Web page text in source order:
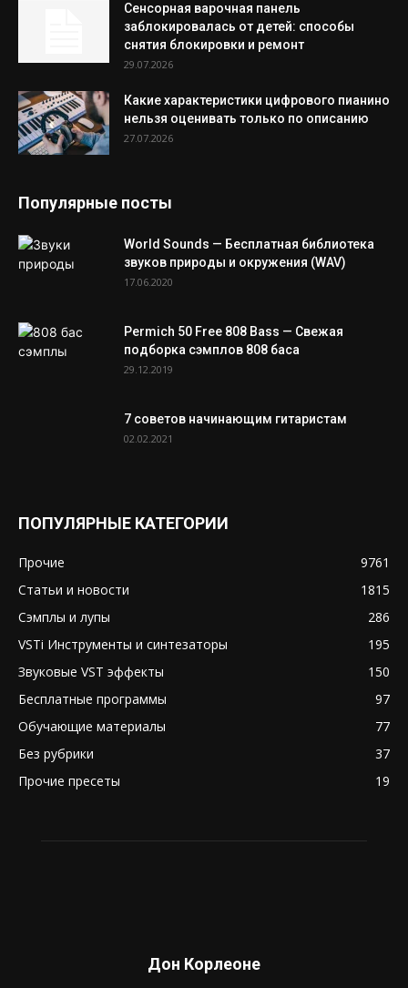
Сенсорная варочная панель
заблокировалась от детей: способы
снятия блокировки и ремонт
29.07.2026
Какие характеристики цифрового пианино
нельзя оценивать только по описанию
27.07.2026
Популярные посты
World Sounds — Бесплатная библиотека
звуков природы и окружения (WAV)
17.06.2020
Permich 50 Free 808 Bass — Свежая
подборка сэмплов 808 баса
29.12.2019
7 советов начинающим гитаристам
02.02.2021
ПОПУЛЯРНЫЕ КАТЕГОРИИ
Прочие
9761
Статьи и новости
1815
Сэмплы и лупы
286
VSTi Инструменты и синтезаторы
195
Звуковые VST эффекты
150
Бесплатные программы
97
Обучающие материалы
77
Без рубрики
37
Прочие пресеты
19
Дон Корлеоне